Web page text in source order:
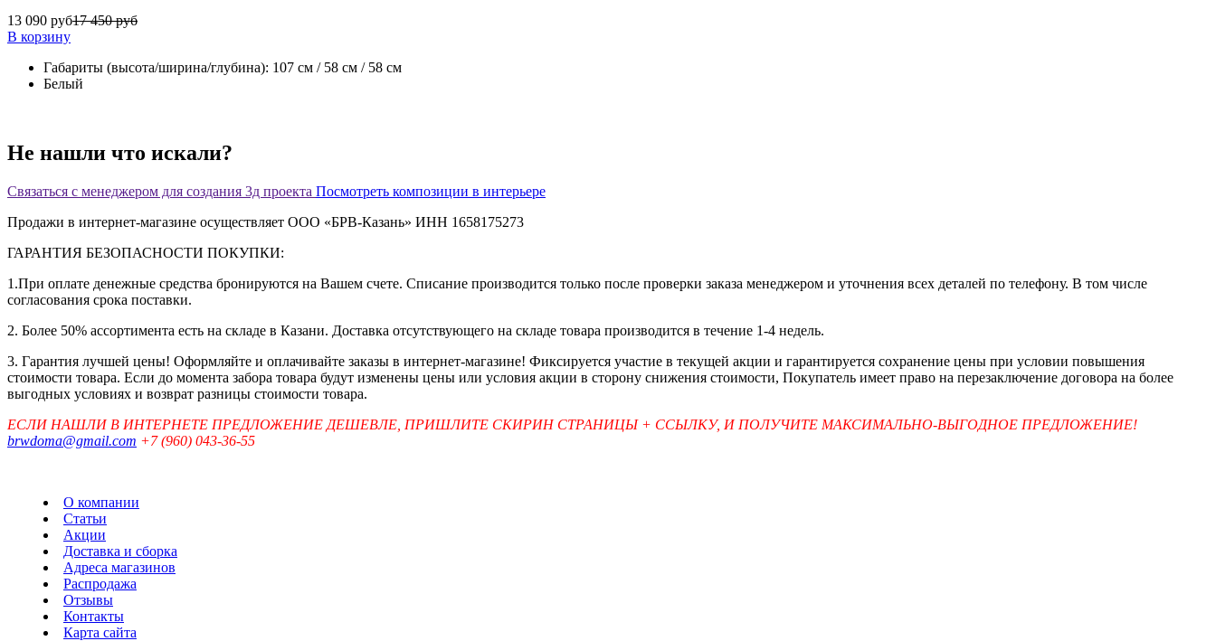
13 090 руб17 450 руб
В корзину
Габариты (высота/ширина/глубина): 107 см / 58 см / 58 см
Белый
Не нашли что искали?
Связаться с менеджером для создания 3д проекта Посмотреть композиции в интерьере
Продажи в интернет-магазине осуществляет ООО «БРВ-Казань» ИНН 1658175273
ГАРАНТИЯ БЕЗОПАСНОСТИ ПОКУПКИ:
1.При оплате денежные средства бронируются на Вашем счете. Списание производится только после проверки заказа менеджером и уточнения всех деталей по телефону. В том числе
согласования срока поставки.
2. Более 50% ассортимента есть на складе в Казани. Доставка отсутствующего на складе товара производится в течение 1-4 недель.
3. Гарантия лучшей цены! Оформляйте и оплачивайте заказы в интернет-магазине! Фиксируется участие в текущей акции и гарантируется сохранение цены при условии повышения
стоимости товара. Если до момента забора товара будут изменены цены или условия акции в сторону снижения стоимости, Покупатель имеет право на перезаключение договора на более
выгодных условиях и возврат разницы стоимости товара.
ЕСЛИ НАШЛИ В ИНТЕРНЕТЕ ПРЕДЛОЖЕНИЕ ДЕШЕВЛЕ, ПРИШЛИТЕ СКИРИН СТРАНИЦЫ + ССЫЛКУ, И ПОЛУЧИТЕ МАКСИМАЛЬНО-ВЫГОДНОЕ ПРЕДЛОЖЕНИЕ!
brwdoma@gmail.com +7 (960) 043-36-55
О компании
Статьи
Акции
Доставка и сборка
Адреса магазинов
Распродажа
Отзывы
Контакты
Карта сайта